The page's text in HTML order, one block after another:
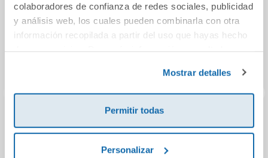
colaboradores de confianza de redes sociales, publicidad
y análisis web, los cuales pueden combinarla con otra
información recopilada a partir del uso que hayas hecho
Mostrar detalles
Permitir todas
Personalizar
¿Cuánto ocupa el
El petit llibre dels